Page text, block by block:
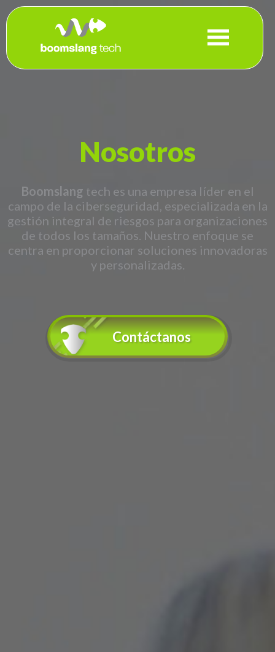
Nosotros
Boomslang tech es una empresa líder en el
campo de la ciberseguridad, especializada en la
gestión integral de riesgos para organizaciones
de todos los tamaños. Nuestro enfoque se
centra en proporcionar soluciones innovadoras
y personalizadas.
Contáctanos